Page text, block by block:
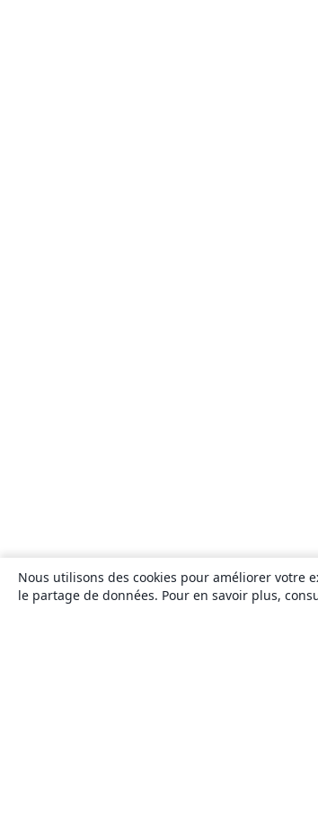
Nous utilisons des cookies pour améliorer votre
le partage de données. Pour en savoir plus,